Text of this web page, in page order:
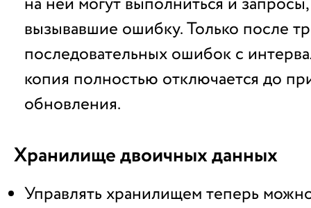
вызывавшие ошибку. Только после
последовательных ошибок с
копия полностью отключается до
обновления.
Хранилище двоичных данных
Управлять хранилищем теперь